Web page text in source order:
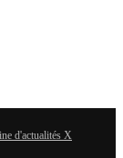
d'actualités X